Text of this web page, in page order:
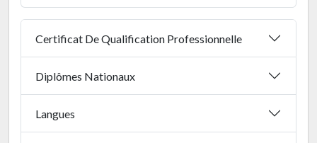
Certificat De Qualification Professionnelle
Diplômes Nationaux
Langues